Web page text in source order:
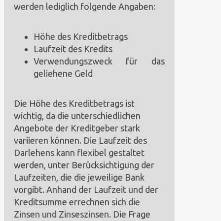
werden lediglich folgende Angaben:
Höhe des Kreditbetrags
Laufzeit des Kredits
Verwendungszweck für das
geliehene Geld
Die Höhe des Kreditbetrags ist
wichtig, da die unterschiedlichen
Angebote der Kreditgeber stark
variieren können. Die Laufzeit des
Darlehens kann flexibel gestaltet
werden, unter Berücksichtigung der
Laufzeiten, die die jeweilige Bank
vorgibt. Anhand der Laufzeit und der
Kreditsumme errechnen sich die
Zinsen und Zinseszinsen. Die Frage